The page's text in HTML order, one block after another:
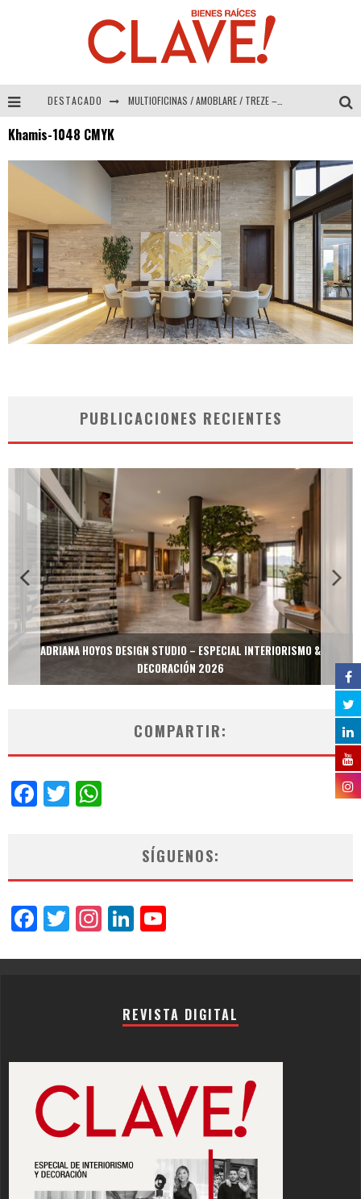
DESTACADO MULTIOFICINAS / AMOBLARE / TREZE – Especial Interiorismo & Decoración 2026
COLINEAL – Especial Interiorismo & Decoración 2026
Khamis-1048 CMYK
PUBLICACIONES RECIENTES
ADRIANA HOYOS DESIGN STUDIO – ESPECIAL INTERIORISMO &
DECORACIÓN 2026
COMPARTIR:
Facebook
Twitter
SÍGUENOS:
Facebook
Twitter
Instagram
LinkedIn
REVISTA DIGITAL